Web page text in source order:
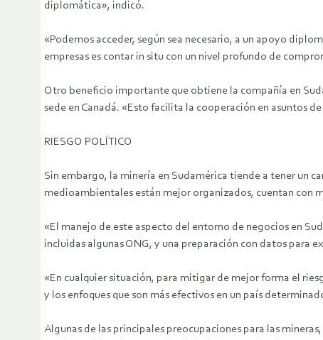
diplomática», indicó.
«Podemos acceder, según sea necesario, a un apoyo
empresas es contar in situ con un nivel profundo de
Otro beneficio importante que obtiene la compañía en
sede en Canadá. «Esto facilita la cooperación en asuntos
RIESGO POLÍTICO
Sin embargo, la minería en Sudamérica tiende a tener un
medioambientales están mejor organizados, cuentan con
«El manejo de este aspecto del entorno de negocios en
incluidas algunas ONG, y una preparación con datos para
«En cualquier situación, para mitigar de mejor forma el
y los enfoques que son más efectivos en un país
Algunas de las principales preocupaciones para las